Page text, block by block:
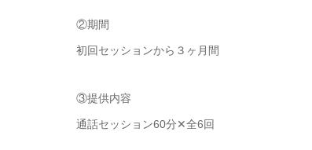
②期間
初回セッションから３ヶ月間
③提供内容
通話セッション60分✕全6回